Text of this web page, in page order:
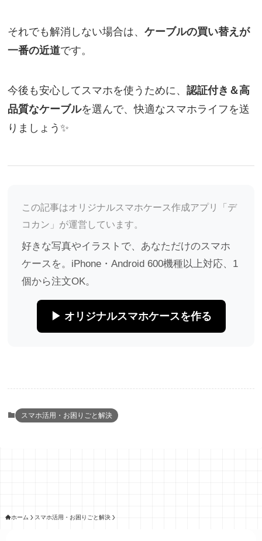
それでも解消しない場合は、ケーブルの買い替えが
一番の近道です。
今後も安心してスマホを使うために、認証付き＆高
品質なケーブルを選んで、快適なスマホライフを送
りましょう✨
この記事はオリジナルスマホケース作成アプリ「デ
コカン」が運営しています。
好きな写真やイラストで、あなただけのスマホ
ケースを。iPhone・Android 600機種以上対応、1
個から注文OK。
▶ オリジナルスマホケースを作る
スマホ活用・お困りごと解決
ホーム スマホ活用・お困りごと解決